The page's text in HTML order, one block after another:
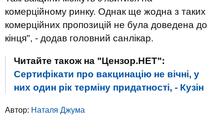
комерційному ринку. Однак ще жодна з таких
комерційних пропозицій не була доведена до
кінця", - додав головний санлікар.
Читайте також на "Цензор.НЕТ":
Сертифікати про вакцинацію не вічні, у
них один рік терміну придатності, - Кузін
Автор: Наталя Джума